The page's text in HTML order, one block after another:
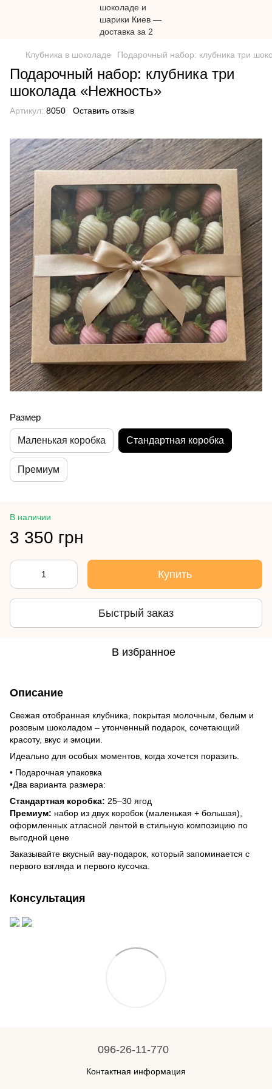
Клубника в шоколаде Подарочный набор: клубника три
Подарочный набор: клубника три
шоколада «Нежность»
Артикул: 8050 Оставить отзыв
Размер
Маленькая коробка Стандартная коробка
Премиум
В наличии
3 350 грн
Купить
Быстрый заказ
В избранное
Описание
Свежая отобранная клубника, покрытая молочным, белым и
розовым шоколадом – утонченный подарок, сочетающий
красоту, вкус и эмоции.
Идеально для особых моментов, когда хочется поразить.
• Подарочная упаковка
•Два варианта размера:
Стандартная коробка: 25–30 ягод
Премиум: набор из двух коробок (маленькая + большая),
оформленных атласной лентой в стильную композицию по
выгодной цене
Заказывайте вкусный вау-подарок, который запоминается с
первого взгляда и первого кусочка.
Консультация
096-26-11-770
Контактная информация